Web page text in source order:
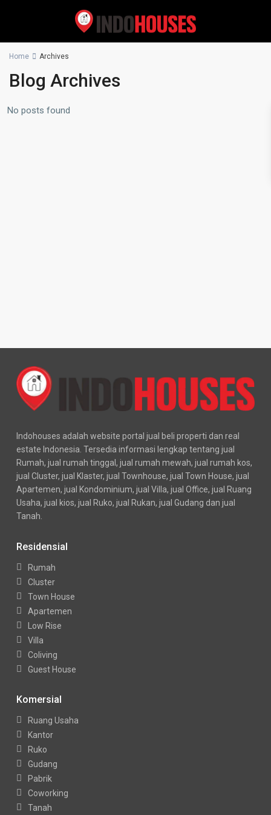
Home Archives
Blog Archives
No posts found
Indohouses adalah website portal jual beli properti dan real
estate Indonesia. Tersedia informasi lengkap tentang jual
Rumah, jual rumah tinggal, jual rumah mewah, jual rumah kos,
jual Cluster, jual Klaster, jual Townhouse, jual Town House, jual
Apartemen, jual Kondominium, jual Villa, jual Office, jual Ruang
Usaha, jual kios, jual Ruko, jual Rukan, jual Gudang dan jual
Tanah.
Residensial
Rumah
Cluster
Town House
Apartemen
Low Rise
Villa
Coliving
Guest House
Komersial
Ruang Usaha
Kantor
Ruko
Gudang
Pabrik
Coworking
Tanah